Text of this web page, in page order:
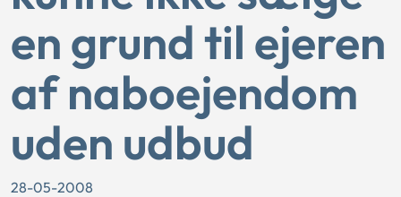
en grund til ejeren
af naboejendom
uden udbud
28-05-2008